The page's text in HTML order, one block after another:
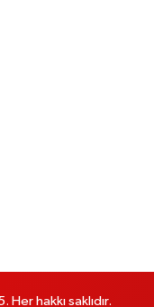
hakkı saklıdır.